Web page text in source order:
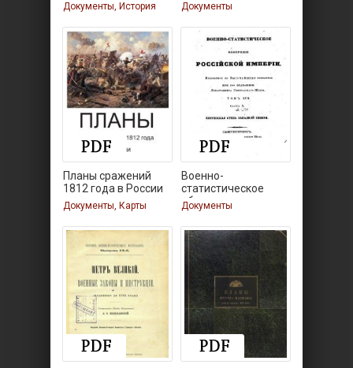
Документы, История Документы
Планы сражений
1812 года в России
Документы, Карты
Военно-
статистическое
обозрение
Документы